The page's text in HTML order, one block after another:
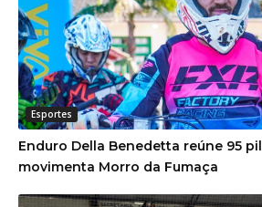
Esportes
Enduro Della Benedetta reúne 95
movimenta Morro da Fumaça